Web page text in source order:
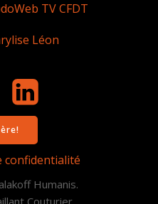
Web TV CFDT
Léon
confidentialité
Humanis.
Couturier,